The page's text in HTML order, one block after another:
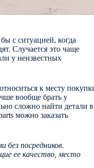
с ситуацией, когда
Случается это чаще
у неизвестных
к месту
вообще брать у
сложно найти детали в
можно заказать
посредников.
ее качество, место